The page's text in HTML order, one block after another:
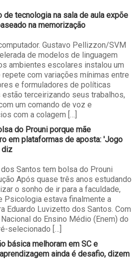
de tecnologia na sala de aula expõe
na memorização
Gustavo Pellizzon/SVM
de modelos de linguagem
ambientes escolares instalou um
com variações mínimas entre
e formuladores de políticas
terceirizando seus trabalhos,
um comando de voz e
com a colagem […]
do Prouni porque mãe
em plataformas de aposta: 'Jogo
diz
Santos tem bolsa do Prouni
Após quase três anos estudando
o sonho de ir para a faculdade,
Psicologia estava finalmente a
Eduardo Luvizetto dos Santos. Com
do Ensino Médio (Enem) do
selecionado […]
básica melhoram em SC e
ainda é desafio, dizem